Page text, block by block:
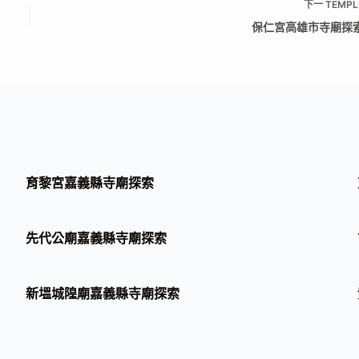
下一
保仁宮高雄市寺廟探
育黎宮嘉義縣寺廟探索
先代公廟嘉義縣寺廟探索
新塭城隍廟嘉義縣寺廟探索